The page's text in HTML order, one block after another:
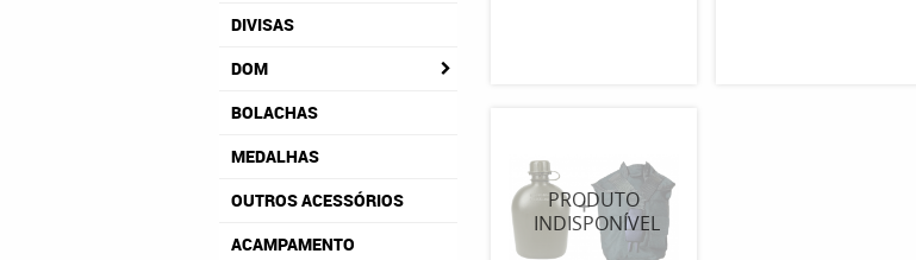
DIVISAS
DOM
BOLACHAS
MEDALHAS
OUTROS ACESSÓRIOS
ACAMPAMENTO